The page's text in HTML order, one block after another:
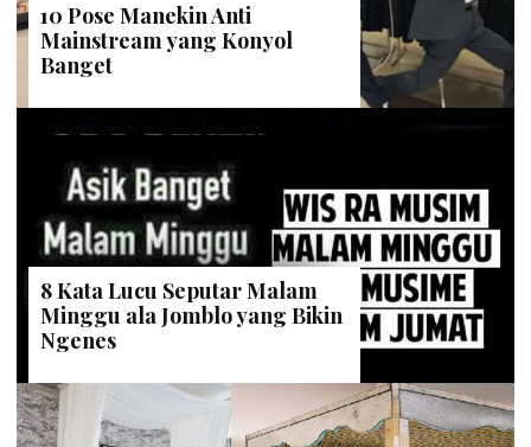
10 Pose Manekin Anti
Mainstream yang Konyol
Banget
8 Kata Lucu Seputar Malam
Minggu ala Jomblo yang Bikin
Ngenes